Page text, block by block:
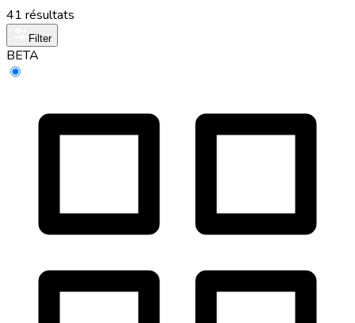
41 résultats
Filter
BETA